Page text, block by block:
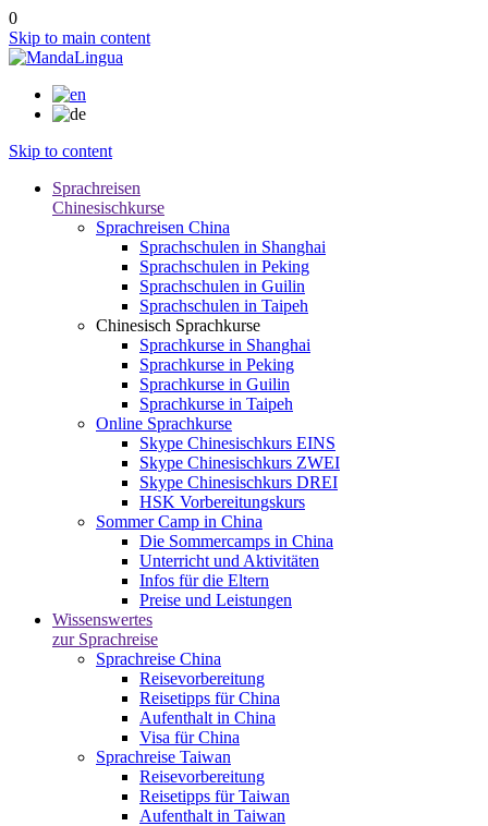
0
Skip to main content
Skip to content
Sprachreisen
Chinesischkurse
Sprachreisen China
Sprachschulen in Shanghai
Sprachschulen in Peking
Sprachschulen in Guilin
Sprachschulen in Taipeh
Chinesisch Sprachkurse
Sprachkurse in Shanghai
Sprachkurse in Peking
Sprachkurse in Guilin
Sprachkurse in Taipeh
Online Sprachkurse
Skype Chinesischkurs EINS
Skype Chinesischkurs ZWEI
Skype Chinesischkurs DREI
HSK Vorbereitungskurs
Sommer Camp in China
Die Sommercamps in China
Unterricht und Aktivitäten
Infos für die Eltern
Preise und Leistungen
Wissenswertes
zur Sprachreise
Sprachreise China
Reisevorbereitung
Reisetipps für China
Aufenthalt in China
Visa für China
Sprachreise Taiwan
Reisevorbereitung
Reisetipps für Taiwan
Aufenthalt in Taiwan